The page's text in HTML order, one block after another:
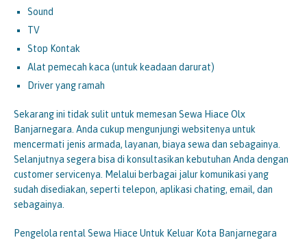
Sound
TV
Stop Kontak
Alat pemecah kaca (untuk keadaan darurat)
Driver yang ramah
Sekarang ini tidak sulit untuk memesan Sewa Hiace Olx
Banjarnegara. Anda cukup mengunjungi websitenya untuk
mencermati jenis armada, layanan, biaya sewa dan sebagainya.
Selanjutnya segera bisa di konsultasikan kebutuhan Anda dengan
customer servicenya. Melalui berbagai jalur komunikasi yang
sudah disediakan, seperti telepon, aplikasi chating, email, dan
sebagainya.
Pengelola rental Sewa Hiace Untuk Keluar Kota Banjarnegara